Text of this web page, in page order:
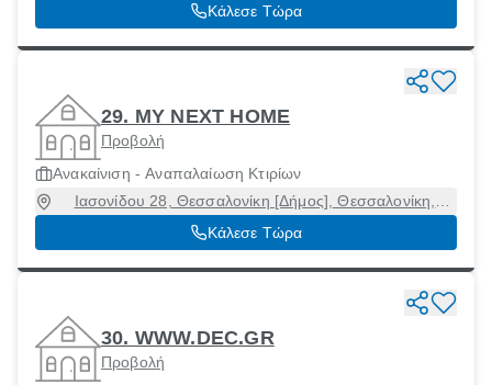
Κάλεσε Τώρα
29. MY NEXT ΗΟΜΕ
Προβολή
Ανακαίνιση - Αναπαλαίωση Κτιρίων
Ιασονίδου 28, Θεσσαλονίκη [Δήμος], Θεσσαλονίκη,
54635
Κάλεσε Τώρα
30. WWW.DEC.GR
Προβολή